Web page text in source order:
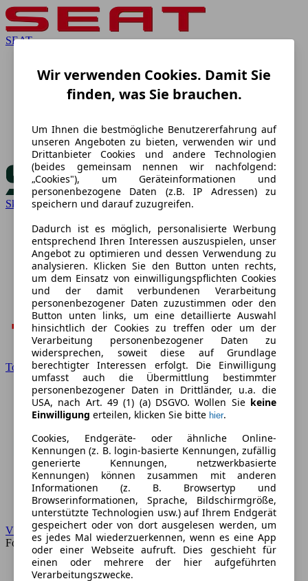
SEAT
Skoda
Toyota
VW
Forum
Wir verwenden Cookies. Damit Sie
finden, was Sie brauchen.
Um Ihnen die bestmögliche Benutzererfahrung auf
unseren Angeboten zu bieten, verwenden wir und
Drittanbieter Cookies und andere Technologien
(beides gemeinsam nennen wir nachfolgend:
„Cookies"), um Geräteinformationen und
personenbezogene Daten (z.B. IP Adressen) zu
speichern und darauf zuzugreifen.
Dadurch ist es möglich, personalisierte Werbung
entsprechend Ihren Interessen auszuspielen, unser
Angebot zu optimieren und dessen Verwendung zu
analysieren. Klicken Sie den Button unten rechts,
um dem Einsatz von einwilligungspflichten Cookies
und der damit verbundenen Verarbeitung
personenbezogener Daten zuzustimmen oder den
Button unten links, um eine detaillierte Auswahl
hinsichtlich der Cookies zu treffen oder um der
Verarbeitung personenbezogener Daten zu
widersprechen, soweit diese auf Grundlage
berechtigter Interessen erfolgt. Die Einwilligung
umfasst auch die Übermittlung bestimmter
personenbezogener Daten in Drittländer, u.a. die
USA, nach Art. 49 (1) (a) DSGVO. Wollen Sie keine
Einwilligung erteilen, klicken Sie bitte hier.
Cookies, Endgeräte- oder ähnliche Online-
Kennungen (z. B. login-basierte Kennungen, zufällig
generierte Kennungen, netzwerkbasierte
Kennungen) können zusammen mit anderen
Informationen (z. B. Browsertyp und
Browserinformationen, Sprache, Bildschirmgröße,
unterstützte Technologien usw.) auf Ihrem Endgerät
gespeichert oder von dort ausgelesen werden, um
es jedes Mal wiederzuerkennen, wenn es eine App
oder einer Webseite aufruft. Dies geschieht für
einen oder mehrere der hier aufgeführten
Verarbeitungszwecke.